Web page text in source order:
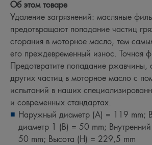
Об этом товаре
Удаление загрязнений: масляные
предотвращают попадание частиц
сгорания в моторное масло, тем
его преждевременный износ. Точная
Предотвратите попадание ржавчины,
других частиц в моторное масло с
испытаний в наших
и современных стандартах.
Наружный диаметр (A) = 119 mm;
диаметр 1 (B) = 50 mm;
50 mm; Высота (H) = 229,5 mm